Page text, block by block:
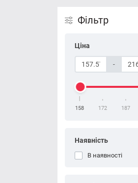
Фільтр
Ціна
-
158 172 187
Наявність
В наявності